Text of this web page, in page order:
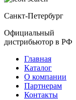
Санкт-Петербург
Официальный
дистрибьютор в РФ
Главная
Каталог
О компании
Партнерам
Контакты